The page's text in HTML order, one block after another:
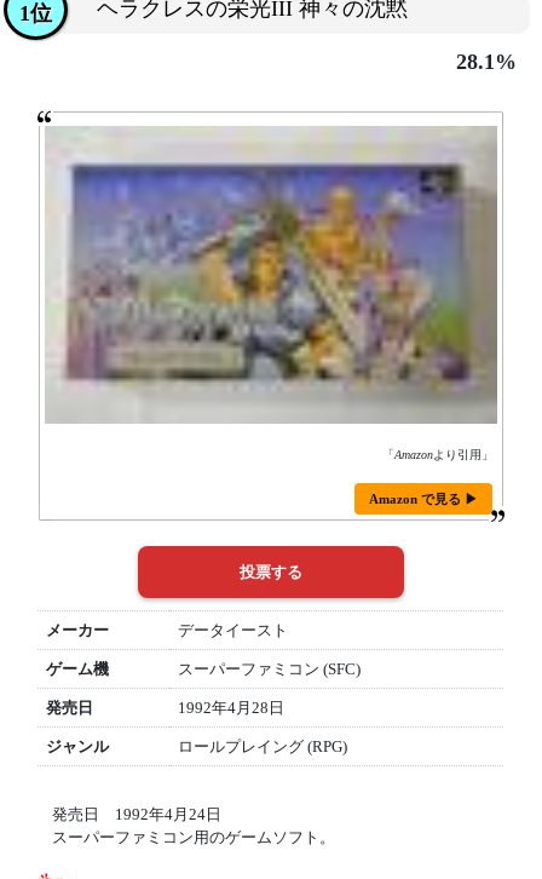
ヘラクレスの栄光III 神々の沈黙
1位
28.1%
「Amazonより引用」
Amazon で見る ▶
メーカー データイースト
ゲーム機 スーパーファミコン (SFC)
発売日 1992年4月28日
ジャンル ロールプレイング (RPG)
発売日 1992年4月24日
スーパーファミコン用のゲームソフト。